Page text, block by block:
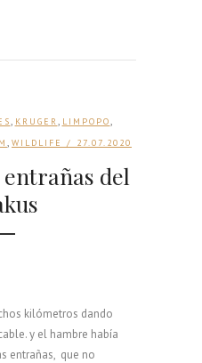
, KRUGER, LIMPOPO,
, WILDLIFE / 27.07.2020
del
kilómetros dando
y el hambre había
entrañas, que no